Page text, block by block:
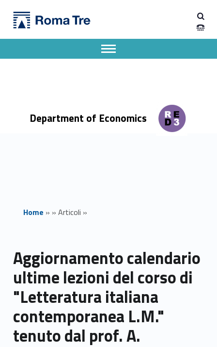
Aggiornamento calendario ultime lezioni del corso di "Letteratura italiana contemporanea L.M." tenuto dal prof. A. Cortellessa - Dipartimento di Economia
Department of Economics
Apri il menu secondario
Header info sidebar
Home » » Articoli »
Aggiornamento calendario
ultime lezioni del corso di
"Letteratura italiana
contemporanea L.M."
tenuto dal prof. A.